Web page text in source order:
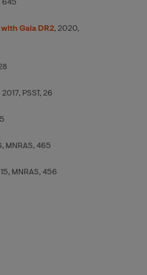
645
Gaia DR2, 2020,
2017, PSST, 26
MNRAS, 465
MNRAS, 456